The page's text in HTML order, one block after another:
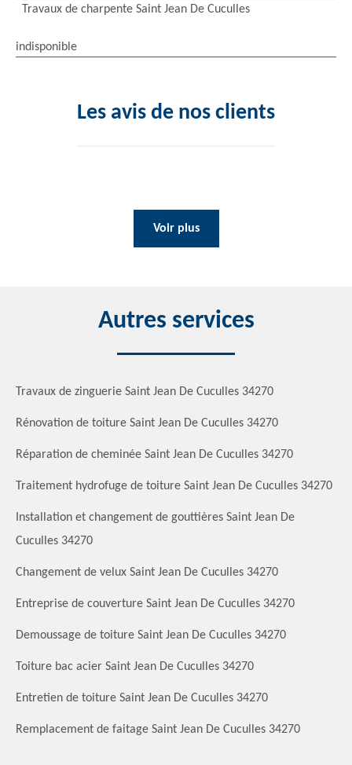
Travaux de charpente Saint Jean De Cuculles
indisponible
Les avis de nos clients
Voir plus
Autres services
Travaux de zinguerie Saint Jean De Cuculles 34270
Rénovation de toiture Saint Jean De Cuculles 34270
Réparation de cheminée Saint Jean De Cuculles 34270
Traitement hydrofuge de toiture Saint Jean De Cuculles 34270
Installation et changement de gouttières Saint Jean De
Cuculles 34270
Changement de velux Saint Jean De Cuculles 34270
Entreprise de couverture Saint Jean De Cuculles 34270
Demoussage de toiture Saint Jean De Cuculles 34270
Toiture bac acier Saint Jean De Cuculles 34270
Entretien de toiture Saint Jean De Cuculles 34270
Remplacement de faitage Saint Jean De Cuculles 34270